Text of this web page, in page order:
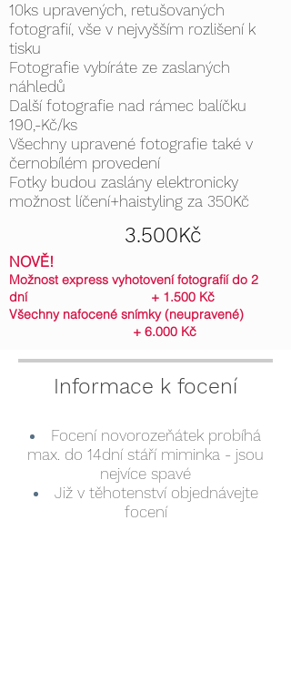
10ks upravených, retušovaných
fotografií, vše v nejvyšším rozlišení k
tisku
Fotografie vybíráte ze zaslaných
náhledů
Další fotografie nad rámec balíčku
190,-Kč/ks
Všechny upravené fotografie také v
černobílém provedení
Fotky budou zaslány elektronicky
možnost líčení+haistyling za 350Kč
3.500Kč
NOVĚ!
Možnost express vyhotovenífotografií do 2
dní + 1.500 Kč
Všechny nafocené snímky (neupravené)
+ 6.000 Kč
​Informace k focení
Focení novorozeňátek probíhá
max. do 14dní stáří miminka - jsou
nejvíce spavé
Již v těhotenství objednávejte
focení